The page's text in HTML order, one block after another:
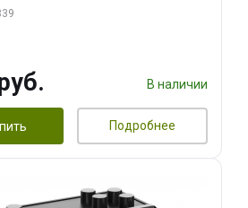
：
В наличии
Подробнее